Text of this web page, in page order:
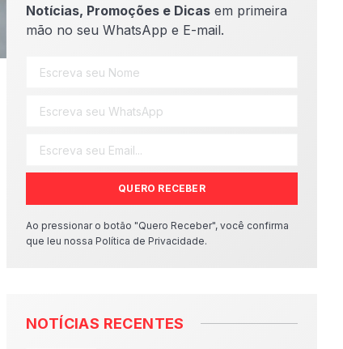
Notícias, Promoções e Dicas em primeira
mão no seu WhatsApp e E-mail.
QUERO RECEBER
Ao pressionar o botão "Quero Receber", você confirma
que leu nossa Política de Privacidade.
NOTÍCIAS RECENTES